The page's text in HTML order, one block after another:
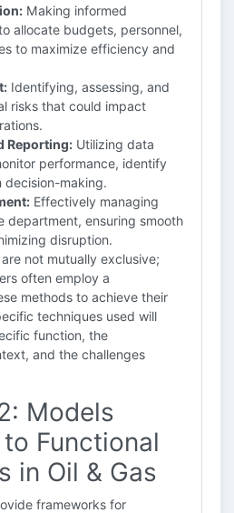
Making informed
allocate budgets, personnel,
to maximize efficiency and
Identifying, assessing, and
risks that could impact
Reporting: Utilizing data
performance, identify
decision-making.
Effectively managing
department, ensuring smooth
disruption.
not mutually exclusive;
often employ a
methods to achieve their
techniques used will
function, the
and the challenges
Models
Functional
in Oil & Gas
frameworks for